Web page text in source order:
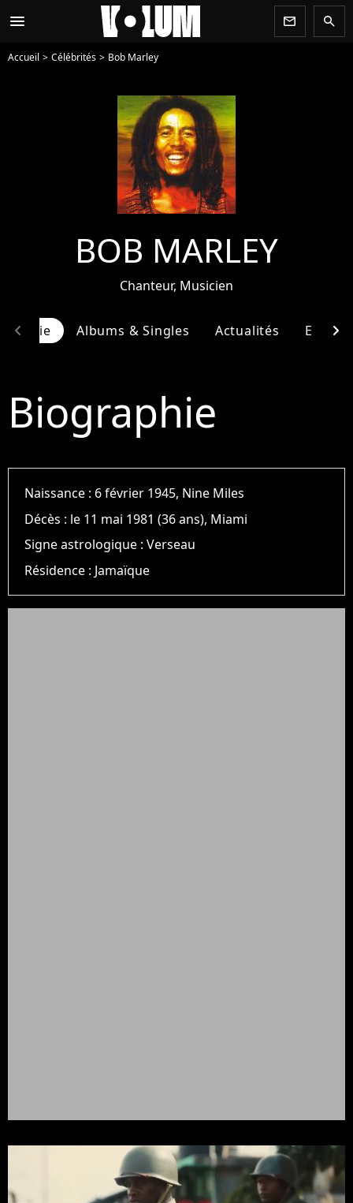
menu newsletter search
Accueil Célébrités Bob Marley
BOB MARLEY
Chanteur, Musicien
Albums & Singles Actualités
chevron_left chevron_right
Biographie
Naissance : 6 février 1945, Nine Miles
Décès : le 11 mai 1981 (36 ans), Miami
Signe astrologique :Verseau
Résidence : Jamaïque